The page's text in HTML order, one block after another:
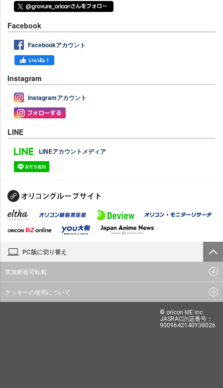
Facebook
Facebookアカウント
Instagram
Instagramアカウント
LINE
LINEアカウントメディア
PC版に切り替え
禁無断複写転載
クッキーの使用について
© oricon ME inc.
JASRAC許諾番号：
9009642140Y38026